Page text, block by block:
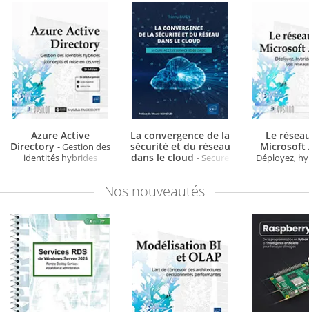
Azure Active
Directory - Gestion des
identités hybrides
La convergence de la
sécurité et du réseau
dans le cloud - Secure
Le
Microsoft
Déployez,
Nos nouveautés